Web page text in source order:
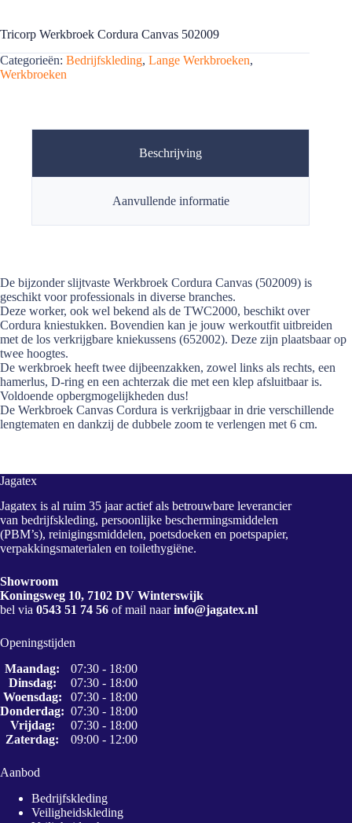
Tricorp Werkbroek Cordura Canvas 502009
Categorieën: Bedrijfskleding, Lange Werkbroeken,
Werkbroeken
Beschrijving
Aanvullende informatie
De bijzonder slijtvaste Werkbroek Cordura Canvas (502009) is
geschikt voor professionals in diverse branches.
Deze worker, ook wel bekend als de TWC2000, beschikt over
Cordura kniestukken. Bovendien kan je jouw werkoutfit uitbreiden
met de los verkrijgbare kniekussens (652002). Deze zijn plaatsbaar op
twee hoogtes.
De werkbroek heeft twee dijbeenzakken, zowel links als rechts, een
hamerlus, D-ring en een achterzak die met een klep afsluitbaar is.
Voldoende opbergmogelijkheden dus!
De Werkbroek Canvas Cordura is verkrijgbaar in drie verschillende
lengtematen en dankzij de dubbele zoom te verlengen met 6 cm.
Jagatex
Jagatex is al ruim 35 jaar actief als betrouwbare leverancier
van bedrijfskleding, persoonlijke beschermingsmiddelen
(PBM’s), reinigingsmiddelen, poetsdoeken en poetspapier,
verpakkingsmaterialen en toilethygiëne.
Showroom
Koningsweg 10, 7102 DV Winterswijk
bel via 0543 51 74 56 of mail naarinfo@jagatex.nl
Openingstijden
Maandag:
07:30 - 18:00
Dinsdag:
07:30 - 18:00
Woensdag:
07:30 - 18:00
Donderdag: 07:30 - 18:00
Vrijdag:
07:30 - 18:00
Zaterdag:
09:00 - 12:00
Aanbod
Bedrijfskleding
Veiligheidskleding